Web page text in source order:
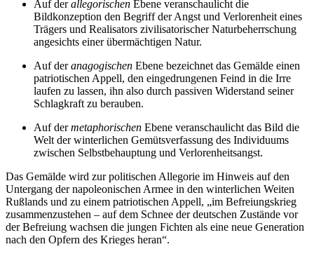
Auf derallegorischen Ebene veranschaulicht die
Bildkonzeption den Begriff der Angst und Verlorenheit eines
Trägers und Realisators zivilisatorischer Naturbeherrschung
angesichts einer übermächtigen Natur.
Auf deranagogischen Ebene bezeichnet das Gemälde einen
patriotischen Appell, den eingedrungenen Feind in die Irre
laufen zu lassen, ihn also durch passiven Widerstand seiner
Schlagkraft zu berauben.
Auf dermetaphorischen Ebene veranschaulicht das Bild die
Welt der winterlichen Gemütsverfassung des Individuums
zwischen Selbstbehauptung und Verlorenheitsangst.
Das Gemälde wird zur politischen Allegorie im Hinweis auf den
Untergang der napoleonischen Armee in den winterlichen Weiten
Rußlands und zu einem patriotischen Appell, „im Befreiungskrieg
zusammenzustehen – auf dem Schnee der deutschen Zustände vor
der Befreiung wachsen die jungen Fichten als eine neue Generation
nach den Opfern des Krieges heran“.